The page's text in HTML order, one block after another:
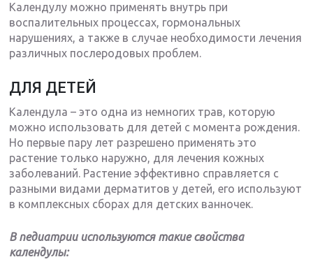
Календулу можно применять внутрь при
воспалительных процессах, гормональных
нарушениях, а также в случае необходимости лечения
различных послеродовых проблем.
ДЛЯ ДЕТЕЙ
Календула – это одна из немногих трав, которую
можно использовать для детей с момента рождения.
Но первые пару лет разрешено применять это
растение только наружно, для лечения кожных
заболеваний. Растение эффективно справляется с
разными видами дерматитов у детей, его используют
в комплексных сборах для детских ванночек.
В педиатрии используются такие свойства
календулы: